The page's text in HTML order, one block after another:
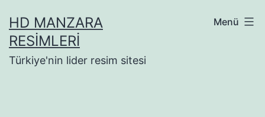
geçHD MANZARA
RESIMLERI
Türkiye'nin lider resim sitesi
Menü